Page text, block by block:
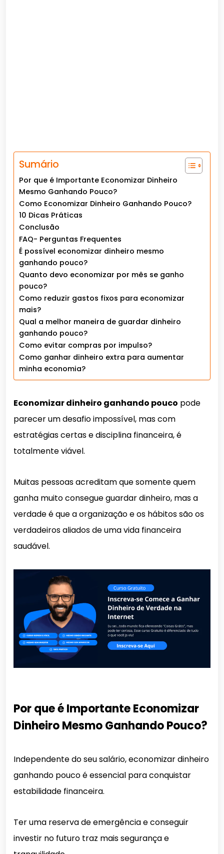
Sumário
Por que é Importante Economizar Dinheiro
Mesmo Ganhando Pouco?
Como Economizar Dinheiro Ganhando Pouco?
10 Dicas Práticas
Conclusão
FAQ- Perguntas Frequentes
É possível economizar dinheiro mesmo
ganhando pouco?
Quanto devo economizar por mês se ganho
pouco?
Como reduzir gastos fixos para economizar
mais?
Qual a melhor maneira de guardar dinheiro
ganhando pouco?
Como evitar compras por impulso?
Como ganhar dinheiro extra para aumentar
minha economia?
Economizar dinheiro ganhando pouco pode
parecer um desafio impossível, mas com
estratégias certas e disciplina financeira, é
totalmente viável.
Muitas pessoas acreditam que somente quem
ganha muito consegue guardar dinheiro, mas a
verdade é que a organização e os hábitos são os
verdadeiros aliados de uma vida financeira
saudável.
Por que é Importante Economizar
Dinheiro Mesmo Ganhando Pouco?
Independente do seu salário, economizar dinheiro
ganhando pouco é essencial para conquistar
estabilidade financeira.
Ter uma reserva de emergência e conseguir
investir no futuro traz mais segurança e